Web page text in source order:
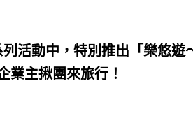
活動中，特別推出「樂悠
業主揪團來旅行！